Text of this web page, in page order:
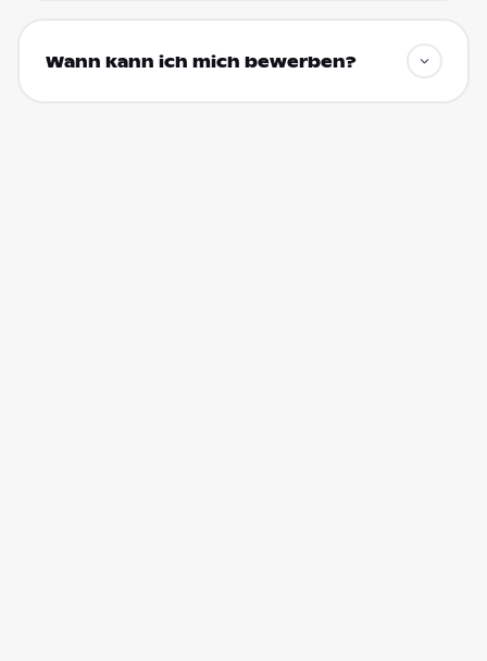
Wann kann ich mich bewerben?